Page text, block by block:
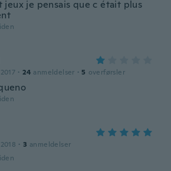
jeux je pensais que c était plus
· 24 anmeldelser · 5 overførsler
· 3 anmeldelser